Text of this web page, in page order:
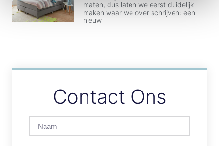
maten, dus laten we eerst duidelijk
maken waar we over schrijven: een
nieuw
Contact Ons